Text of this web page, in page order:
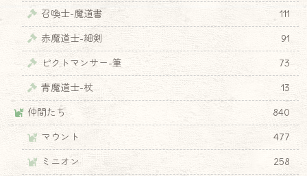
召喚士-魔道書
111
赤魔道士-細剣
91
ピクトマンサー-筆
73
青魔道士-杖
13
仲間たち
840
マウント
477
ミニオン
258